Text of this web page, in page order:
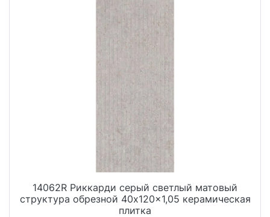
14062R Риккарди серый светлый матовый
структура обрезной 40x120x1,05 керамическая
плитка